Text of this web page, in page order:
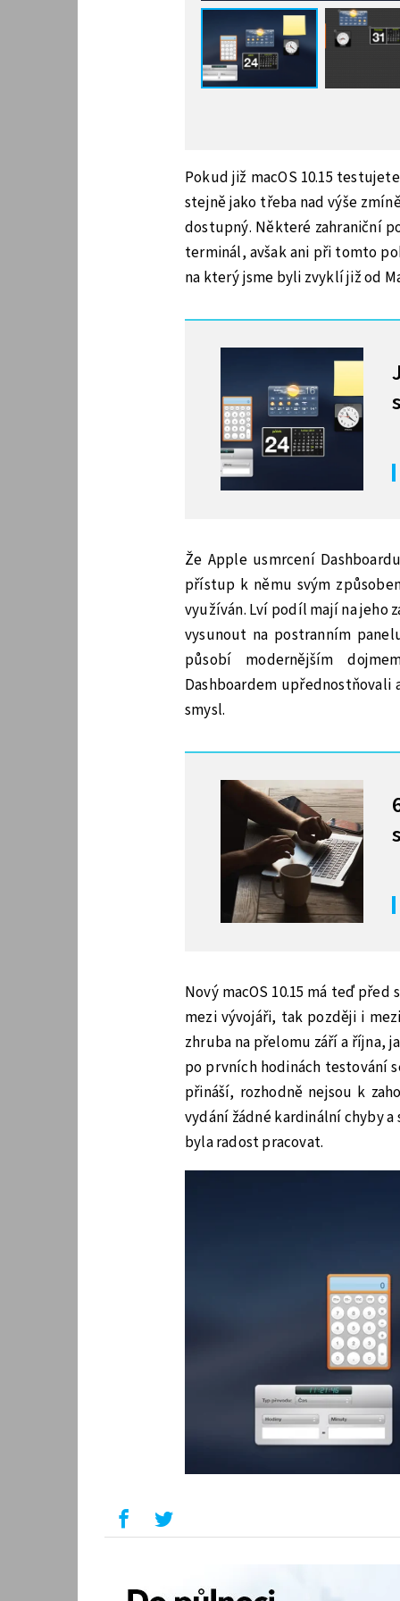
Pokud již macOS 10.15
stejně jako třeba nad výše
dostupný. Některé zahraniční
terminál, avšak ani při tomto
na který jsme byli zvyklí již od
Že Apple usmrcení
přístup k němu svým
využíván. Lví podíl mají na jeho
vysunout na postranním
působí modernějším
Dashboardem
smysl.
Nový macOS 10.15 má teď
mezi vývojáři, tak později i
zhruba na přelomu září a října,
po prvních hodinách testování
přináší, rozhodně nejsou k
vydání žádné kardinální chyby
byla radost pracovat.